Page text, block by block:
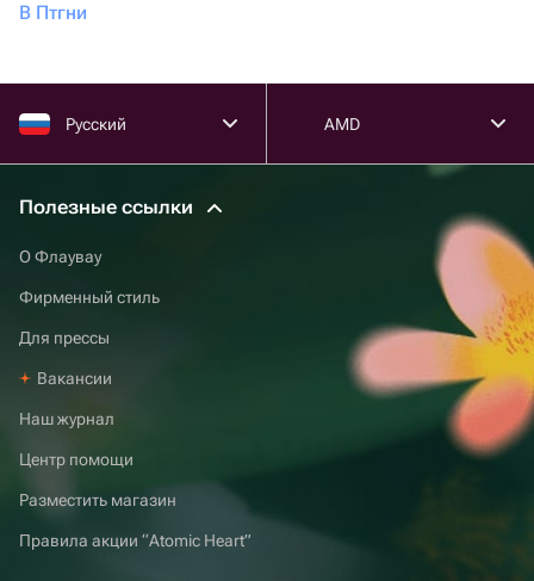
В Птгни
Русский AMD
Полезные ссылки
О Флаувау
Фирменный стиль
Для прессы
Вакансии
Наш журнал
Центр помощи
Разместить магазин
Правила акции “Atomic Heart”